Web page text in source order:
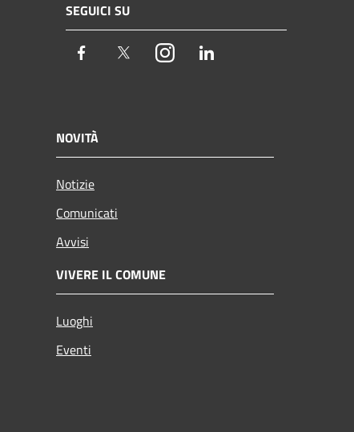
SEGUICI SU
Facebook TwitterInstagram
NOVITÀ
Notizie
Comunicati
Avvisi
VIVERE IL COMUNE
Luoghi
Eventi